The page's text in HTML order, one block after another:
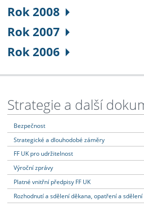
Rok 2008
Rok 2007
Rok 2006
Strategie a další
Bezpečnost
Strategické a dlouhodobé záměry
FF UK pro udržitelnost
Výroční zprávy
Platné vnitřní předpisy FF UK
Rozhodnutí a sdělení děkana, opatření a